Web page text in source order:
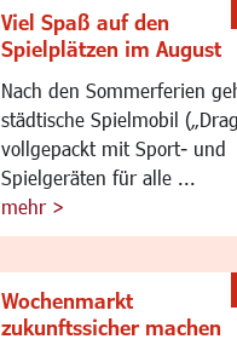
Viel Spaß auf den
Spielplätzen im August
Nach den Sommerferien
städtische Spielmobil
vollgepackt mit Sport- und
Spielgeräten für alle ...
mehr >
Wochenmarkt
zukunftssicher machen